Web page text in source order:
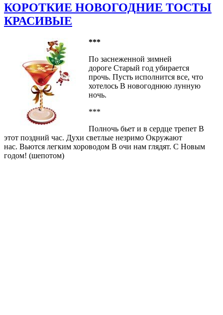
КОРОТКИЕ НОВОГОДНИЕ ТОСТЫ
КРАСИВЫЕ
***
По заснеженной зимней
дороге Старый год убирается
прочь. Пусть исполнится все, что
хотелось В новогоднюю лунную
ночь.
***
Полночь бьет и в сердце трепет В
этот поздний час. Духи светлые незримо Окружают
нас. Вьются легким хороводом В очи нам глядят. С Новым
годом! (шепотом)